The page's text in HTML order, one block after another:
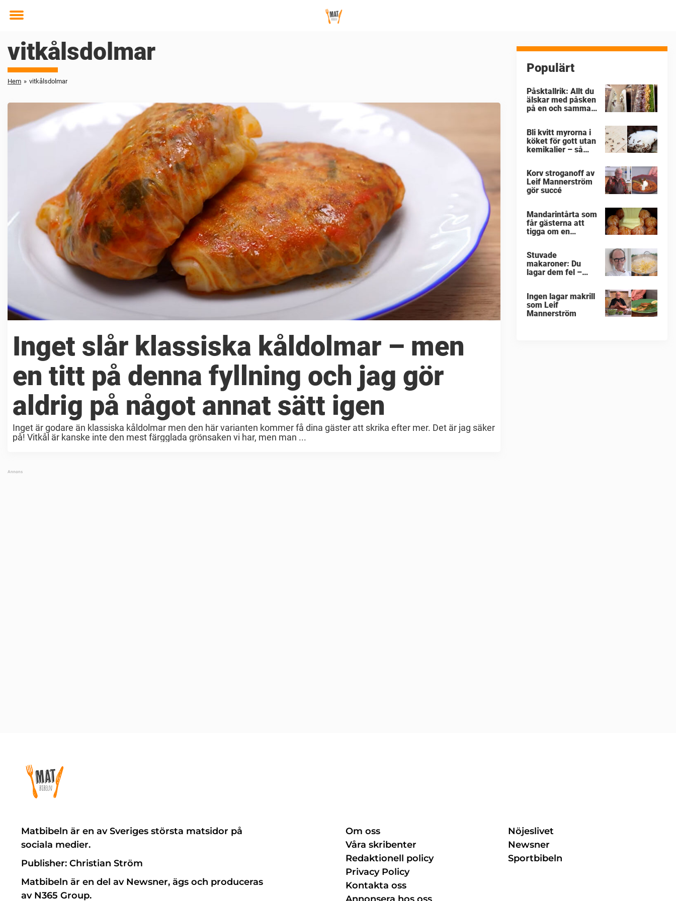
Toggle
vitkålsdolmar
Hem » vitkålsdolmar
Inget slår klassiska kåldolmar – men
en titt på denna fyllning och jag gör
aldrig på något annat sätt igen
Inget är godare än klassiska kåldolmar men den här varianten kommer få dina gäster att skrika efter mer. Det är jag säker
på! Vitkål är kanske inte den mest färgglada grönsaken vi har, men man ...
Populärt
Påsktallrik: Allt du
älskar med påsken
på en och samma
Bli kvitt myrorna i
köket för gott utan
kemikalier – så
Korv stroganoff av
Leif Mannerström
gör succé
Mandarintårta som
får gästerna att
tigga om en
Stuvade
makaroner: Du
lagar dem fel –
Ingen lagar makrill
som Leif
Mannerström
Matbibeln är en av Sveriges största matsidor på
sociala medier.
Publisher: Christian Ström
Matbibeln är en del av Newsner, ägs och produceras
av N365 Group.
Om oss
Våra skribenter
Redaktionell policy
Privacy Policy
Kontakta oss
Nöjeslivet
Newsner
Sportbibeln